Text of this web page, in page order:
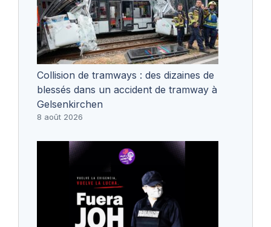
Collision de tramways : des dizaines de
blessés dans un accident de tramway à
Gelsenkirchen
8 août 2026